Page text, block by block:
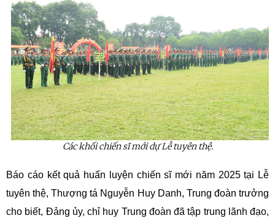
Các khối chiến sĩ mới dự Lễ tuyên thệ.
Báo cáo kết quả huấn luyện chiến sĩ mới năm 2025 tại Lễ
tuyên thệ, Thượng tá Nguyễn Huy Danh, Trung đoàn trưởng
cho biết, Đảng ủy, chỉ huy Trung đoàn đã tập trung lãnh đạo,